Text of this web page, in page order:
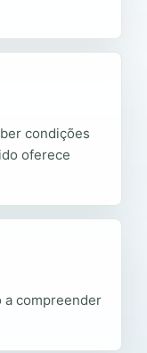
condições
oferece
a compreender